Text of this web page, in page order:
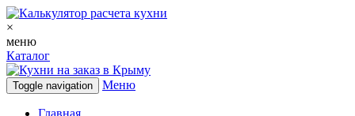
×
меню
Каталог
Toggle navigation Меню
Главная